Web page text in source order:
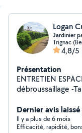
Logan
Jardinier
Trignac
4,8/5
Présentation
ENTRETIEN ESPACES VERT. -
débroussaillage -Taille de haies - nettoyage toiture et
démontage de cabanes où
extérieur
Dernier avis
Il y a plus de 6 mois
Efficacité, rapidité,